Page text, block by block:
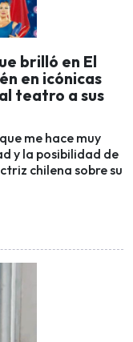
brilló en El
en icónicas
teatro a sus
me hace muy
y la posibilidad de
chilena sobre su